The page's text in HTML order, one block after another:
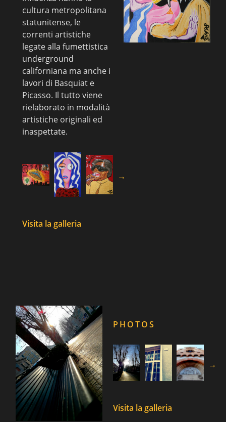
cultura metropolitana
statunitense, le
correnti artistiche
legate alla fumettistica
underground
californiana ma anche i
lavori di Basquiat e
Picasso. Il tutto viene
rielaborato in modalità
artistiche originali ed
inaspettate.
→
Visita la galleria
PHOTOS
→
Visita la galleria